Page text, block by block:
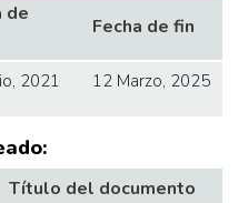
de
Fecha de fin
2021 12 Marzo, 2025
Título del documento